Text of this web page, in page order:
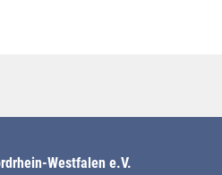
Westfalen e.V.